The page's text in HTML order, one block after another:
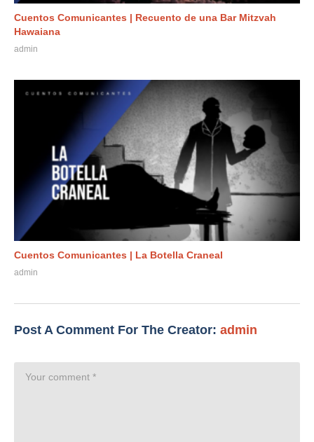
Cuentos Comunicantes | Recuento de una Bar Mitzvah
Hawaiana
admin
Cuentos Comunicantes | La Botella Craneal
admin
Post A Comment For The Creator: admin